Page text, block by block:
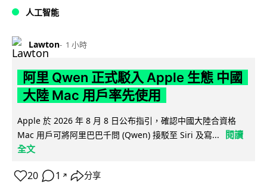
人工智能
Lawton 1 小時
阿里 Qwen 正式駁入 Apple 生態 中國
大陸 Mac 用戶率先使用
Apple 於 2026 年 8 月 8 日公布指引，確認中國大陸合資格
Mac 用戶可將阿里巴巴千問 (Qwen) 接駁至 Siri 及寫...
閱讀
全文
20 1 ↗ 分享